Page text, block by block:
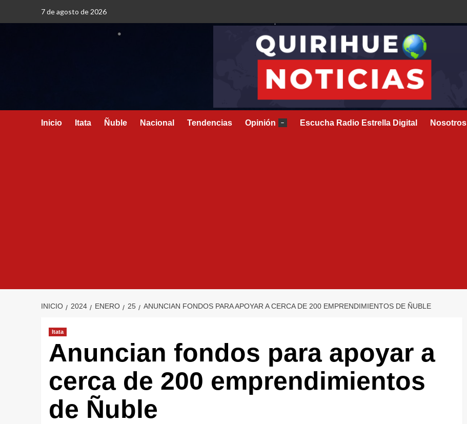
7 de agosto de 2026
Inicio Itata Ñuble Nacional Tendencias Opinión – Escucha Radio Estrella Digital Nosotros
INICIO 2024 ENERO 25 ANUNCIAN FONDOS PARA APOYAR A CERCA DE 200 EMPRENDIMIENTOS DE ÑUBLE
Itata
Anuncian fondos para apoyar a
cerca de 200 emprendimientos
de Ñuble